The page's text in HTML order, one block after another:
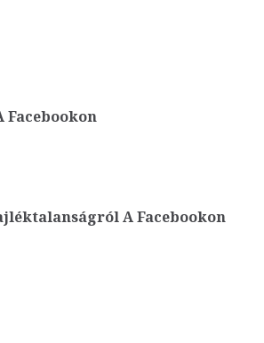
A Facebookon